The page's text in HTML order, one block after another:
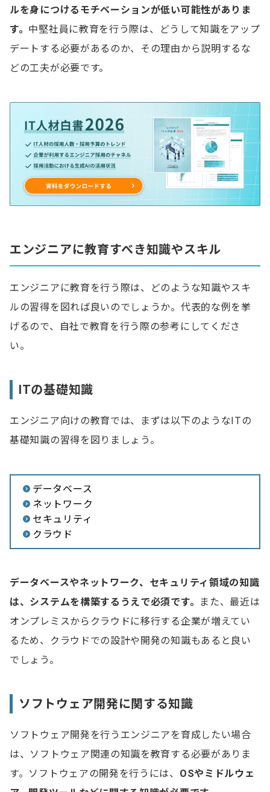
ルを身につけるモチベーションが低い可能性がありま
す。 中堅社員に教育を行う際は、どうして知識をアップ
デートする必要があるのか、その理由から説明するな
どの工夫が必要です。
エンジニアに教育すべき知識やスキル
エンジニアに教育を行う際は、どのような知識やスキ
ルの習得を図れば良いのでしょうか。代表的な例を挙
げるので、自社で教育を行う際の参考にしてくださ
い。
ITの基礎知識
エンジニア向けの教育では、まずは以下のようなITの
基礎知識の習得を図りましょう。
データベース
ネットワーク
セキュリティ
クラウド
データベースやネットワーク、セキュリティ領域の知識
は、システムを構築するうえで必須です。
また、最近は
オンプレミスからクラウドに移行する企業が増えてい
るため、クラウドでの設計や開発の知識もあると良い
でしょう。
ソフトウェア開発に関する知識
ソフトウェア開発を行うエンジニアを育成したい場合
は、ソフトウェア関連の知識を教育する必要がありま
す。ソフトウェアの開発を行うには、 OSやミドルウェ